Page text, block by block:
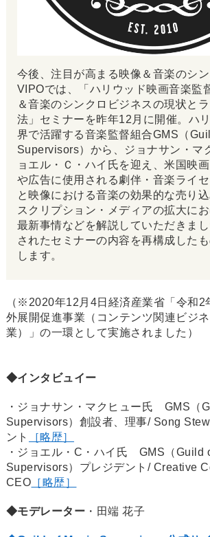
今後、注目が高まる映像＆音楽のシン
VIPOでは、「ハリウッド映画音楽監
＆音楽のシンクロビジネスの現状と
法」セミナーを昨年12月に開催。ハ
界で活躍する音楽監督組合GMS（
Supervisors）から、ジョナサン・マ
ョエル・Ｃ・ハイ氏を迎え、米国映
や広告に使用される劇伴・音楽ライ
と映像における音楽の効果的な売り
スクリプション・メディアの拡大に
最新事情などを解説していただきま
されたセミナーの内容を再構成した
します。
（※2020年12月4日経済産業省「令和2
外展開促進事業（コンテンツ関連ビジ
業）」の一環として実施されました）
◆インタビュイー
・ジョナサン・マクヒュー氏 GMS（
Supervisors）創設者、理事/ Song
ント
［略歴］
・ジョエル・C・ハイ氏 GMS（Guild
Supervisors）プレジデント/ Creative
CEO ［略歴］
◆モデレーター ・田端 花子